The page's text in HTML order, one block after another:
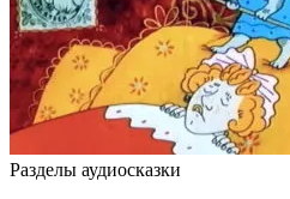
Разделы аудиосказки